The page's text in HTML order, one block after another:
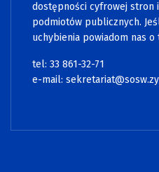
dostępności cyfrowej stron
podmiotów publicznych.
uchybienia powiadom nas o
tel: 33 861-32-71
e-mail: